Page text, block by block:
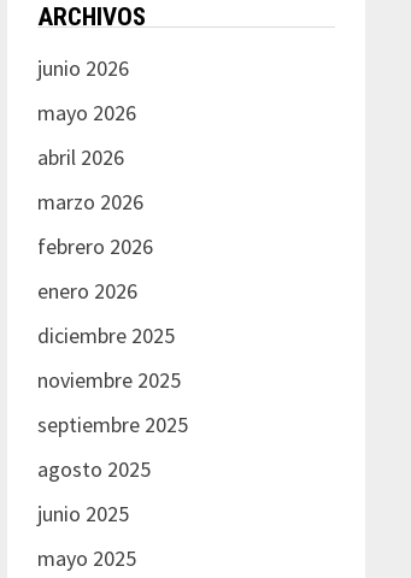
ARCHIVOS
junio 2026
mayo 2026
abril 2026
marzo 2026
febrero 2026
enero 2026
diciembre 2025
noviembre 2025
septiembre 2025
agosto 2025
junio 2025
mayo 2025